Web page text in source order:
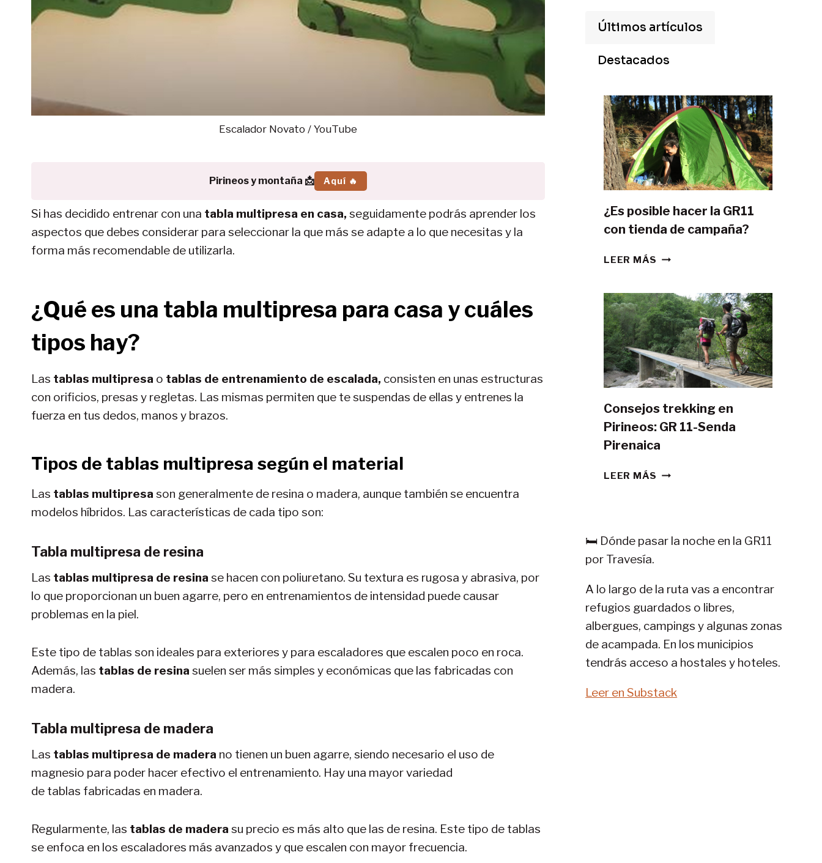
Escalador Novato / YouTube
Pirineos y montaña 📩 Aquí 🔥
Si has decidido entrenar con una tabla multipresa en casa, seguidamente podrás aprender los
aspectos que debes considerar para seleccionar la que más se adapte a lo que necesitas y la
forma más recomendable de utilizarla.
¿Qué es una tabla multipresa para casa y cuáles
tipos hay?
Las tablas multipresa o tablas de entrenamiento de escalada, consisten en unas estructuras
con orificios, presas y regletas. Las mismas permiten que te suspendas de ellas y entrenes la
fuerza en tus dedos, manos y brazos.
Tipos de tablas multipresa según el material
Las tablas multipresa son generalmente de resina o madera, aunque también se encuentra
modelos híbridos. Las características de cada tipo son:
Tabla multipresa de resina
Las tablas multipresa de resina se hacen con poliuretano. Su textura es rugosa y abrasiva, por
lo que proporcionan un buen agarre, pero en entrenamientos de intensidad puede causar
problemas en la piel.
Este tipo de tablas son ideales para exteriores y para escaladores que escalen poco en roca.
Además, las tablas de resina suelen ser más simples y económicas que las fabricadas con
madera.
Tabla multipresa de madera
Las tablas multipresa de madera no tienen un buen agarre, siendo necesario el uso de
magnesio para poder hacer efectivo el entrenamiento. Hay una mayor variedad
de tablas fabricadas en madera.
Regularmente, las tablas de madera su precio es más alto que las de resina. Este tipo de tablas
se enfoca en los escaladores más avanzados y que escalen con mayor frecuencia.
Últimos artículos
Destacados
¿Es posible hacer la GR11
con tienda de campaña?
LEER MÁS ¿ES
LA
GR11
CON
TIENDA
DE
CAMPAÑA?
Consejos trekking en
Pirineos: GR 11-Senda
Pirenaica
LEER MÁS CONSEJOS
11-
🛏️ Dónde pasar la noche en la GR11
por Travesía.
A lo largo de la ruta vas a encontrar
refugios guardados o libres,
albergues, campings y algunas zonas
de acampada. En los municipios
tendrás acceso a hostales y hoteles.
Leer en Substack